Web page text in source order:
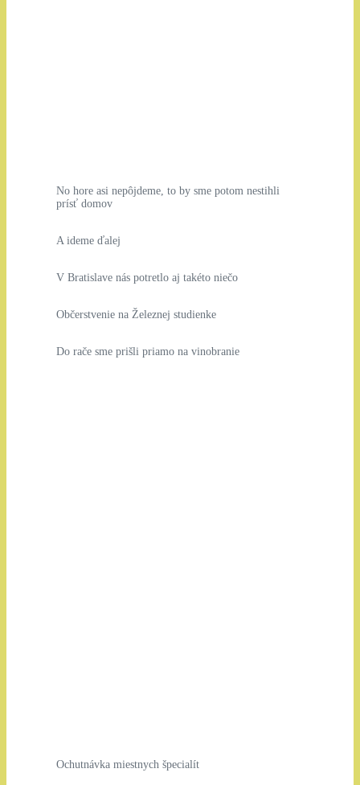
No hore asi nepôjdeme, to by sme potom nestihli
prísť domov
A ideme ďalej
V Bratislave nás potretlo aj takéto niečo
Občerstvenie na Železnej studienke
Do rače sme prišli priamo na vinobranie
Ochutnávka miestnych špecialít